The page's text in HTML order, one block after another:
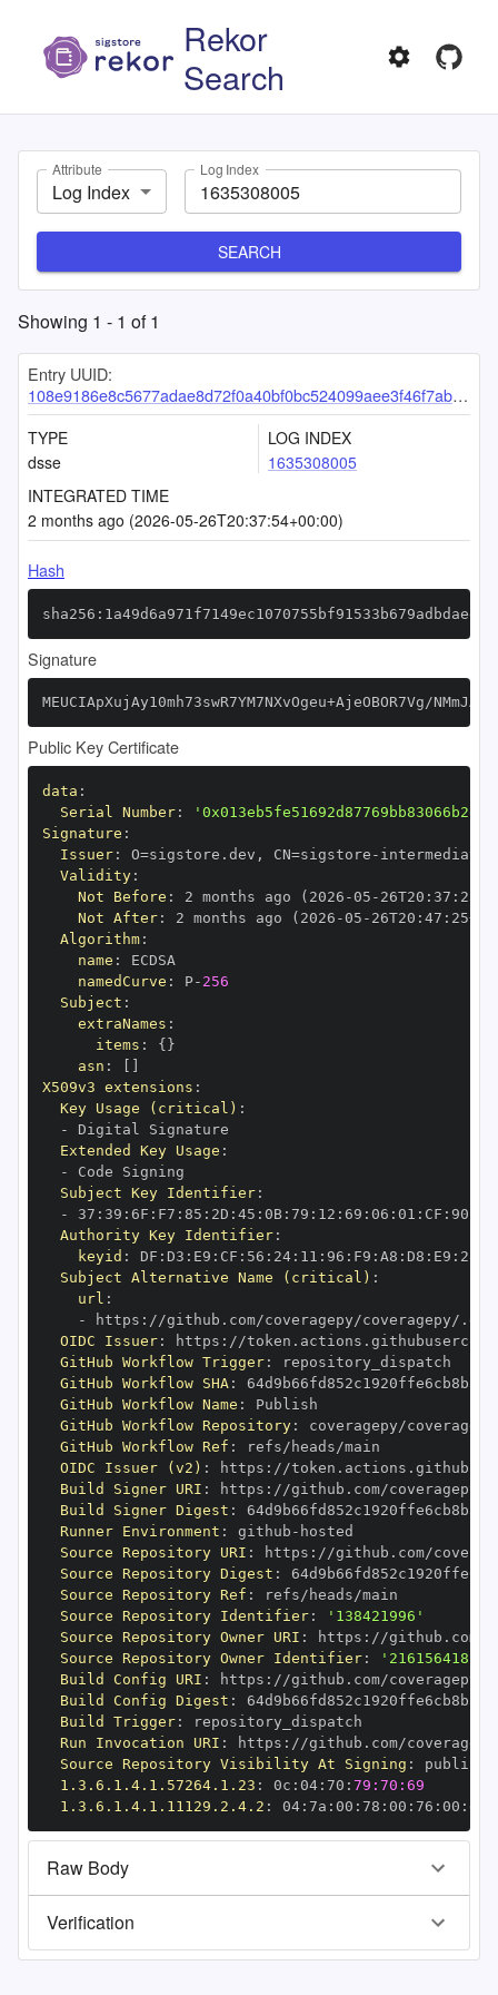
Rekor
Search
Attribute
Log Index
Log Index
SEARCH
Showing 1 - 1 of1
Entry UUID:
108e9186e8c5677adae8d72f0a40bf0bc524099aee3f46f7ab918ad7a2c306ed44d466fd3a31eff5
TYPE
dsse
LOG INDEX
1635308005
INTEGRATED TIME
2 months ago (2026-05-26T20:37:54+00:00)
Hash
Signature
MEUCIApXujAy10mh73swR7YM7NXvOgeu+AjeOBOR7Vg/
Public Key Certificate
data :
Serial Number:
Signature :
Issuer: O=sigstore.dev , CN=sigstore -
Validity:
Not Before : 2 months ago (2026 -05 - 26T20 : 37 :
Not After: 2 months ago (2026 -05 - 26T20 : 47 : 25+00
Algorithm:
name :
namedCurve : P- 256
Subject :
extraNames :
items : { }
asn :
X509v3 extensions :
Key Usage (critical) :
-
Extended Key Usage :
-
Subject Key Identifier:
-
37 : 39 : 6F : F7 : 85 : 2D : 45 : 0B: 79 : 12 : 69 : 06 : 01 : CF : 90
Authority Key Identifier:
keyid : DF : D3 : E9 : CF : 56 : 24: 11 : 96 : F9 : A8 : D8 : E9 : 28
Subject Alternative Name (critical) :
url :
-
https :
OIDC Issuer: https :
GitHub Workflow Trigger:
GitHub Workflow SHA:
GitHub Workflow Name :
GitHub Workflow Repository:
GitHub Workflow Ref :
OIDC Issuer (v2) : https :
Build Signer URI : https :
Build Signer Digest :
Runner Environment : github -
Source Repository URI : https :
Source Repository Digest :
Source Repository Ref :
Source Repository Identifier:
'138421996'
Source Repository Owner URI : https :
Source Repository Owner Identifier:
'216156418'
Build Config URI : https :
Build Config Digest :
Build Trigger:
Run Invocation URI : https :
Source Repository Visibility At Signing :
1.3.6.1.4.1.57264.1.23 : 0c : 04: 70 : 79:70:69
1.3.6.1.4.1.11129.2.4.2 : 04: 7a : 00 : 78 : 00 : 76 : 00 : dd
Raw Body
Verification